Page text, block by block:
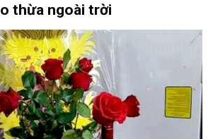
thừa ngoài trời